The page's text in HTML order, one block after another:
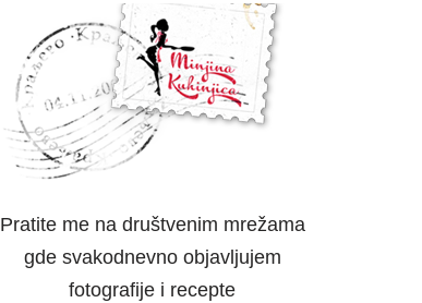
Pratite me na društvenim mrežama
gde svakodnevno objavljujem
fotografije i recepte